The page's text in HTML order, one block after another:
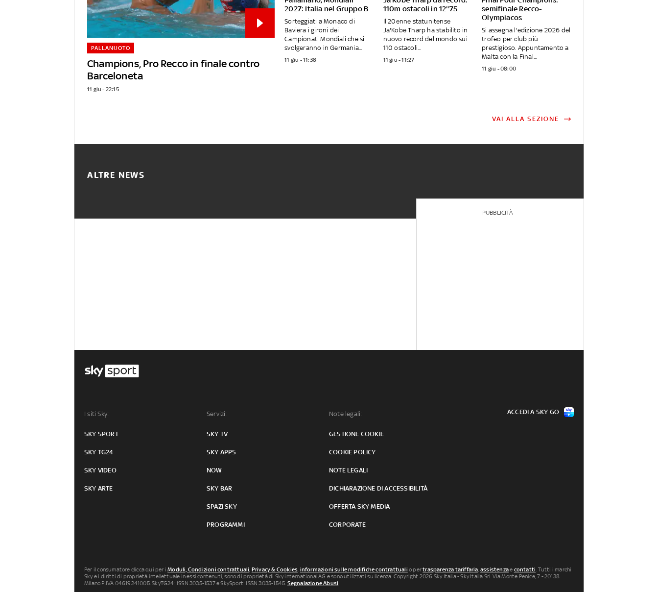
Champions, Pro Recco in finale contro
Barceloneta
PALLANUOTO
11 giu - 22:15
2027: Italia nel Gruppo B
Sorteggiati a Monaco di
Baviera i gironi dei
Campionati Mondiali che si
svolgeranno in Germania...
11 giu - 11:38
110m ostacoli in 12''75
Il 20enne statunitense
Ja'Kobe Tharp ha stabilito in
nuovo record del mondo sui
110 ostacoli...
11 giu - 11:27
semifinale Recco-
Olympiacos
Si assegna l'edizione 2026 del
trofeo per club più
prestigioso. Appuntamento a
Malta con la Final...
11 giu - 08:00
VAI ALLA SEZIONE
ALTRE NEWS
PUBBLICITÀ
I siti Sky:
SKY SPORT
SKY TG24
SKY VIDEO
SKY ARTE
Servizi:
SKY TV
SKY APPS
NOW
SKY BAR
SPAZI SKY
PROGRAMMI
Note legali:
GESTIONE COOKIE
COOKIE POLICY
NOTE LEGALI
DICHIARAZIONE DI ACCESSIBILITÀ
OFFERTA SKY MEDIA
CORPORATE
ACCEDI A SKY GO
Per il consumatore clicca qui per iModuli, Condizioni contrattuali, Privacy & Cookies, informazioni sulle modifiche contrattuali o pertrasparenza tariffaria,assistenzae contatti. Tutti i marchi
Sky e i diritti di proprietà intellettuale in essi contenuti, sono di proprietà di Sky international AG e sono utilizzati su licenza. Copyright 2026 Sky Italia - Sky Italia Srl Via Monte Penice, 7 - 20138
Milano P.IVA 04619241005. SkyTG24: ISSN 3035-1537 e SkySport: ISSN 3035-1545. Segnalazione Abusi